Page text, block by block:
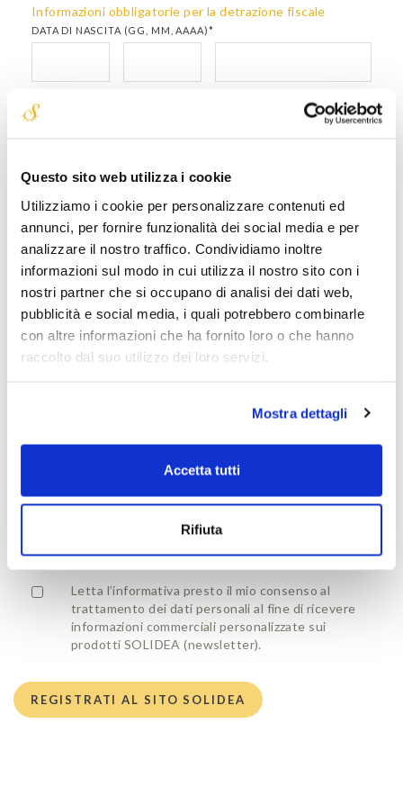
Questo sito web utilizza i cookie
Utilizziamo i cookie per personalizzare contenuti ed
annunci, per fornire funzionalità dei social media e per
analizzare il nostro traffico. Condividiamo inoltre
informazioni sul modo in cui utilizza il nostro sito con i
nostri partner che si occupano di analisi dei dati web,
pubblicità e social media, i quali potrebbero combinarle
con altre informazioni che ha fornito loro o che hanno
raccolto dal suo utilizzo dei loro servizi.
Mostra dettagli
Accetta tutti
Rifiuta
Informazioni obbligatorie per la detrazione fiscale
DATA DI NASCITA (GG, MM, AAAA)*
LUOGO DI NASCITA*
CODICE FISCALE (solo per utenti residenti in Italia*)
Informativa sul trattamento dei dati personali
Ho preso visione dell'informativa privacy.
Letta l’informativa presto il mio consenso al
trattamento dei dati personali al fine di ricevere
informazioni commerciali personalizzate sui
prodotti SOLIDEA (newsletter).
REGISTRATI AL SITO SOLIDEA